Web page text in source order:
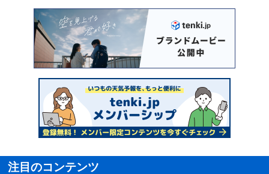
注目のコンテンツ